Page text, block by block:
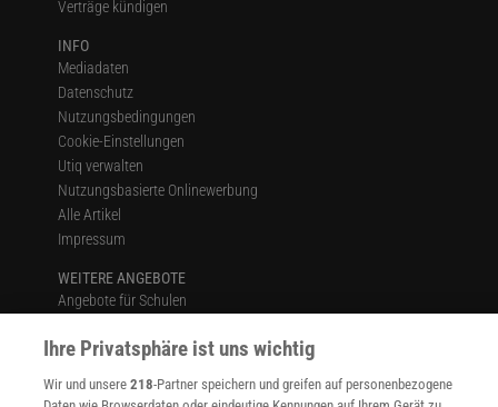
Verträge kündigen
INFO
Mediadaten
Datenschutz
Nutzungsbedingungen
Cookie-Einstellungen
Utiq verwalten
Nutzungsbasierte Onlinewerbung
Alle Artikel
Impressum
WEITERE ANGEBOTE
Angebote für Schulen
Sprachen lernen mit Gymglish
Lexika
Für Spektrum schreiben
Ihre Privatsphäre ist uns wichtig
Wir und unsere218-Partner speichern und greifen auf personenbezogene